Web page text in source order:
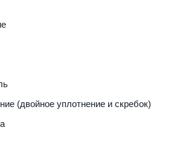
(двойное уплотнение и скребок)